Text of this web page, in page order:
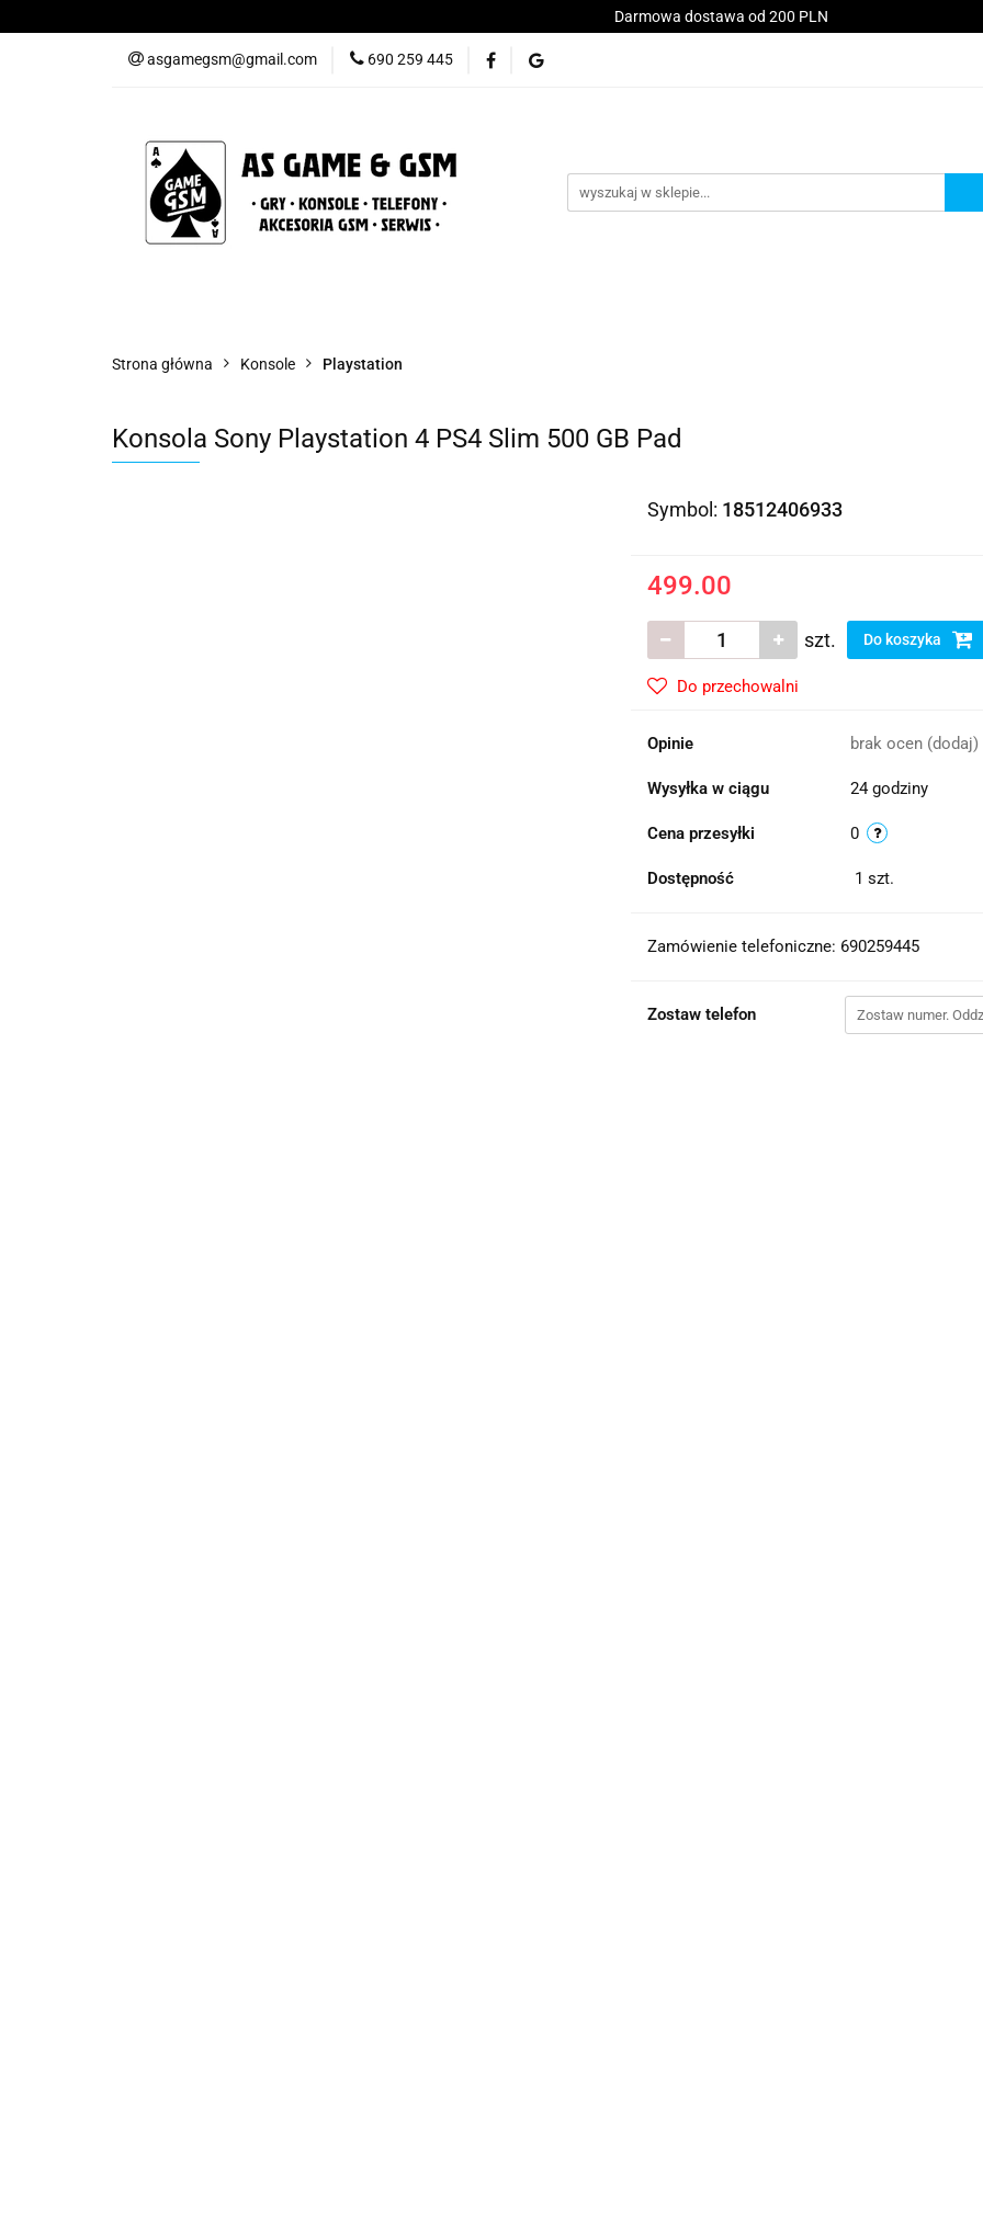
Darmowa dostawa od 200 PLN
asgamegsm@gmail.com 690 259 445
Nowości Gry Konsole Telefony Akcesoria Serwis
Strona główna Konsole Playstation
Konsola Sony Playstation 4 PS4 Slim 500 GB Pad
Symbol: 18512406933
499.00
szt. Do koszyka
Do przechowalni
Opinie brak ocen (dodaj)
Wysyłka w ciągu 24 godziny
Cena przesyłki 0
Dostępność 1 szt.
Zamówienie telefoniczne: 690259445
Zostaw telefon